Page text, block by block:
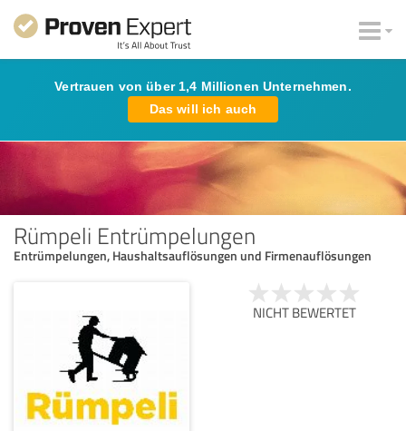
Vertrauen von über 1,4 Millionen Unternehmen.
Das will ich auch
Rümpeli Entrümpelungen
Entrümpelungen, Haushaltsauflösungen und Firmenauflösungen
NICHT BEWERTET